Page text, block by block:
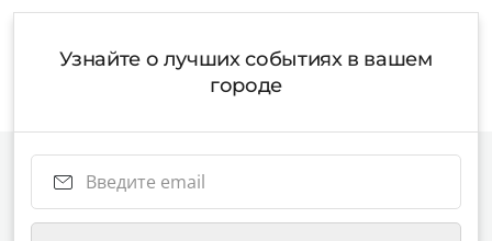
Узнайте о лучших событиях в вашем
городе